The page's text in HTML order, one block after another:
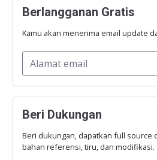
Berlangganan Gratis
Kamu akan menerima email update
Beri Dukungan
Beri dukungan, dapatkan full source
bahan referensi, tiru, dan modifikasi.